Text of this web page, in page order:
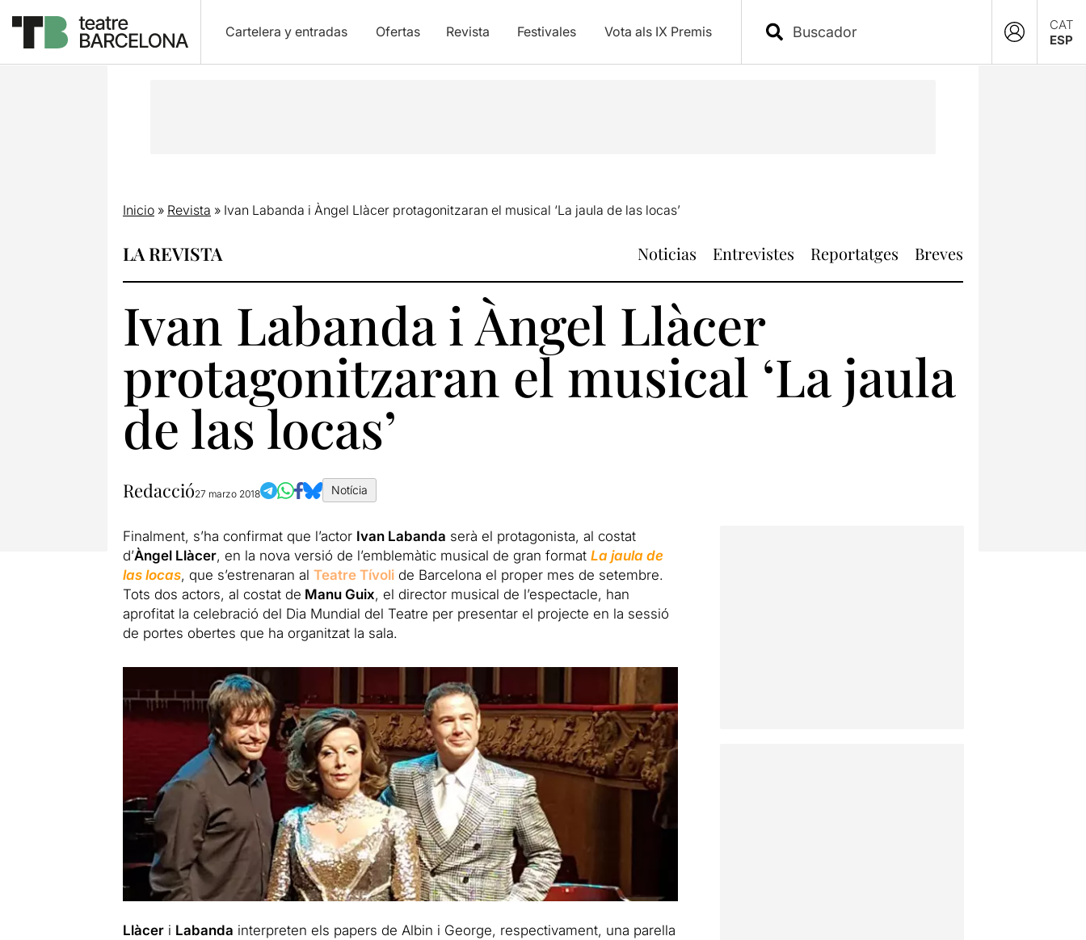
Cartelera y entradas Ofertas Revista Festivales Vota als IX Premis
CAT
ESP
Inicio» Revista » Ivan Labanda i Àngel Llàcer protagonitzaran el musical ‘La jaula de las locas’
LA REVISTA Noticias Entrevistes Reportatges Breves
Ivan Labanda i Àngel Llàcer
protagonitzaran el musical ‘La jaula
de las locas’
Redacció27 marzo 2018 Notícia
Finalment, s’ha confirmat que l’actor Ivan Labanda serà el protagonista, al costat
d’Àngel Llàcer, en la nova versió de l’emblemàtic musical de gran format La jaula de
las locas, que s’estrenaran al Teatre Tívolide Barcelona el proper mes de setembre.
Tots dos actors, al costat de Manu Guix, el director musical de l’espectacle, han
aprofitat la celebració del Dia Mundial del Teatre per presentar el projecte en la sessió
de portes obertes que ha organitzat la sala.
Llàceri Labanda interpreten els papers de Albin i George, respectivament, una parella